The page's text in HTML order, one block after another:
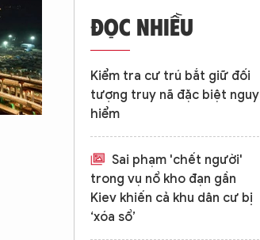
CỘNG TÁC VỚI ANTĐ
TRA CỨU XE
HOTLINE: 032 9907 579
ĐỌC NHIỀU
Kiểm tra cư trú bắt giữ đối
tượng truy nã đặc biệt nguy
hiểm
Sai phạm 'chết người'
trong vụ nổ kho đạn gần
Kiev khiến cả khu dân cư bị
‘xóa sổ’